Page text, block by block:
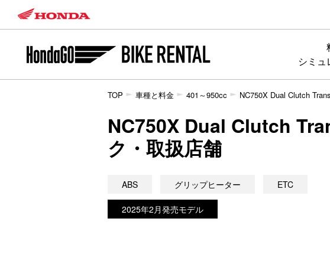
シミュ
TOP 車種と料金 401～950cc NC750X Dual Clutch
NC750X Dual Clutch
ク・取扱店舗
ABS グリップヒーター ETC
2025年2月発売モデル